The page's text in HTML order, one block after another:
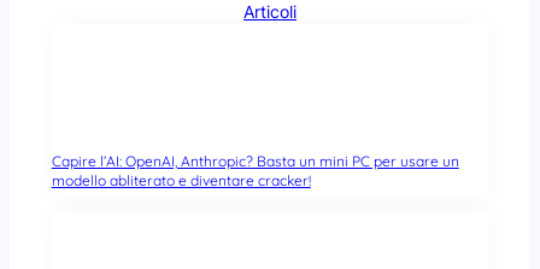
Articoli
Capire l’AI: OpenAI, Anthropic? Basta un mini PC per usare un
modello abliterato e diventare cracker!